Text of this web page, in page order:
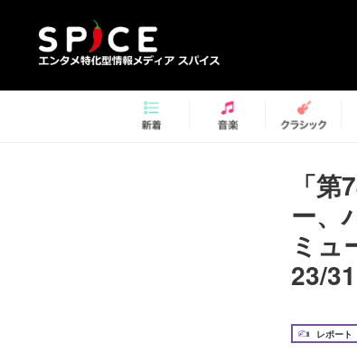
「
ー、
ミュ
23/31
レポート